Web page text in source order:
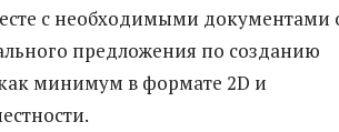
с необходимыми документами
предложения по созданию
минимум в формате 2D и